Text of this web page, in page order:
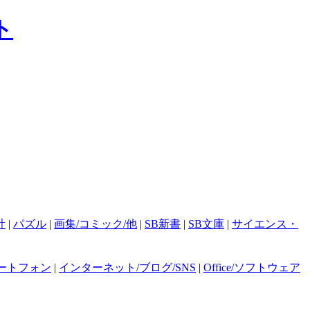
| パズル | 画集/コミック/他 | SB新書 | SB文庫 | サイエンス・
トフォン | インターネット/ブログ/SNS | Office/ソフトウェア